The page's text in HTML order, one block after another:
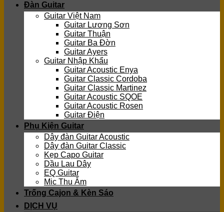
Đàn Guitar
Guitar Việt Nam
Guitar Lương Sơn
Guitar Thuận
Guitar Ba Đờn
Guitar Ayers
Guitar Nhập Khẩu
Guitar Acoustic Enya
Guitar Classic Cordoba
Guitar Classic Martinez
Guitar Acoustic SQOE
Guitar Acoustic Rosen
Guitar Điện
Phụ Kiện Guitar
Dây đàn Guitar Acoustic
Dây đàn Guitar Classic
Kẹp Capo Guitar
Dầu Lau Dây
EQ Guitar
Mic Thu Âm
Trống Cajon & Kèn Sáo
DỊCH VỤ